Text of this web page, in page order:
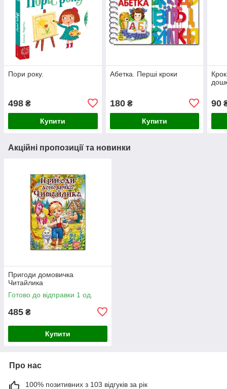
Пори року.
498 ₴
Купити
Абетка. Перші кроки
180₴
Купити
90
Акційні пропозиції та новинки
Пригоди домовичка
Читайлика
Готово до відправки 1 од.
485 ₴
Купити
Про нас
100% позитивних з 103 відгуків за рік